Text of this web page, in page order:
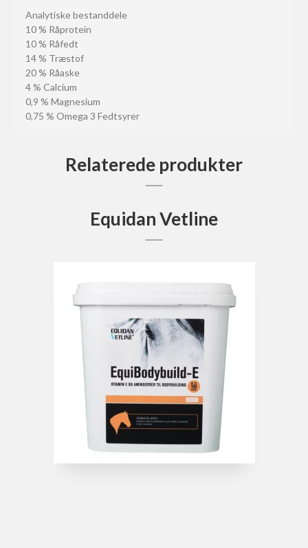
Analytiske bestanddele
10 % Råprotein
10 % Råfedt
14 % Træstof
20 % Råaske
4 % Calcium
0,9 % Magnesium
0,75 % Omega 3 Fedtsyrer
Relaterede produkter
Equidan Vetline